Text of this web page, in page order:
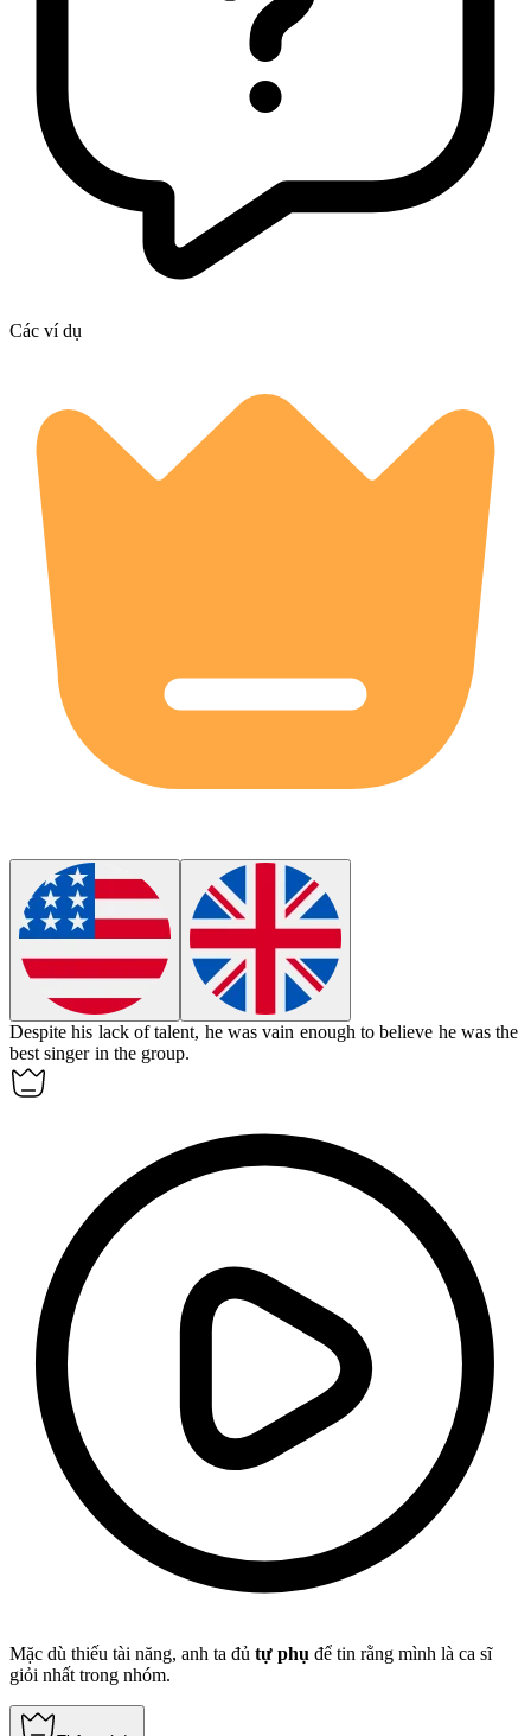
Các ví dụ
Despite his lack of talent, he wasvain enough to believe he was the
best singer in the group.
Mặc dù thiếu tài năng, anh ta đủ tự phụ để tin rằng mình là ca sĩ
giỏi nhất trong nhóm.